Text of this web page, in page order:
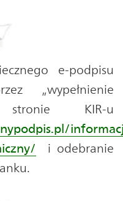
e-podpisu
„wypełnienie
KIR-u
i odebranie